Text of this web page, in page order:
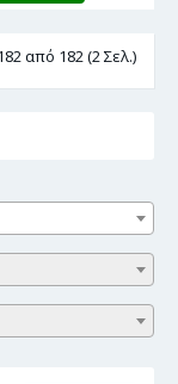
από 182 (2 Σελ.)